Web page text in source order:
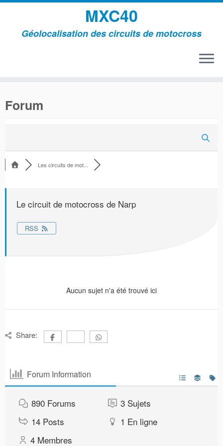
contenu
MXC40
Géolocalisation des circuits de motocross
Forum
Les circuits de mot...
Le circuit de motocross de Narp
RSS
Aucun sujet n'a été trouvé ici
Share:
Forum Information
890 Forums 3 Sujets
14 Posts 1 En ligne
4 Membres